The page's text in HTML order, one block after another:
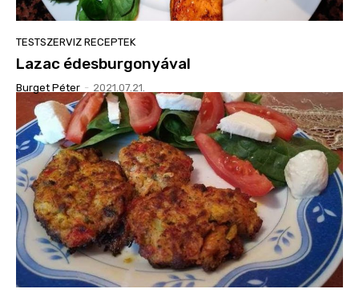
TESTSZERVIZ RECEPTEK
Lazac édesburgonyával
Burget Péter - 2021.07.21.